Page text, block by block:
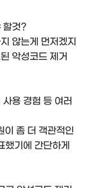
할것?
않는게 먼저겠지
악성코드 제거
용 경험 등 여러
이 좀 더 객관적인
했기에 간단하게